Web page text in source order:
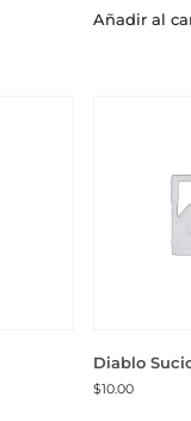
Añadir al
Diablo
$10.00